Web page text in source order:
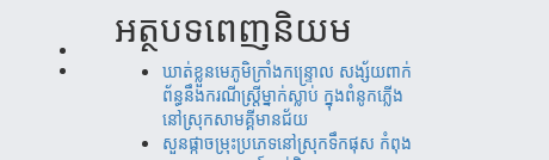
អត្ថបទពេញនិយម
ឃាត់​ខ្លួន​មេភូមិ​ក្រាំង​កន្រ្ទោល សង្ស័យ​ពាក់
ព័ន្ធ​នឹ​ង​​ករណី​ស្រ្តីម្នាក់​ស្លាប់ ​ក្នុង​ពំនូក​ភ្លើង​
នៅស្រុក​សាម​គ្គីមាន​ជ័យ
សួន​​ផ្កា​ច​ម្រុះ​​ប្រភេទ​​នៅ​​ស្រុក​​​ទឹក​​ផុស​​ កំពុង​​